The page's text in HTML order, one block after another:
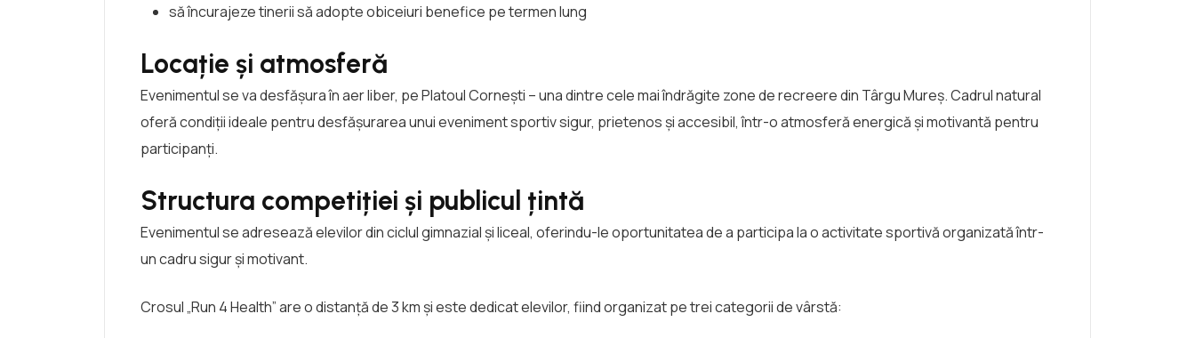
să încurajeze tinerii să adopte obiceiuri benefice pe termen lung
Locație și atmosferă
Evenimentul se va desfășura în aer liber, pe Platoul Cornești – una dintre cele mai îndrăgite zone de recreere din Târgu Mureș. Cadrul natural
oferă condiții ideale pentru desfășurarea unui eveniment sportiv sigur, prietenos și accesibil, într-o atmosferă energică și motivantă pentru
participanți.
Structura competiției și publicul țintă
Evenimentul se adresează elevilor din ciclul gimnazial și liceal, oferindu-le oportunitatea de a participa la o activitate sportivă organizată într-
un cadru sigur și motivant.
Crosul „Run 4 Health” are o distanță de 3 km și este dedicat elevilor, fiind organizat pe trei categorii de vârstă: